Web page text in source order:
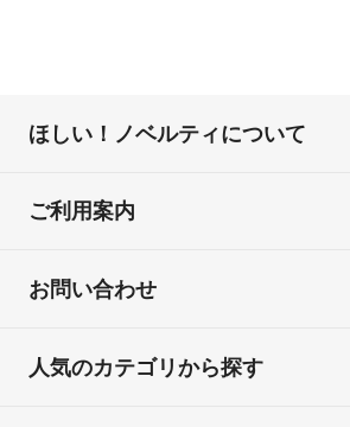
ほしい！ノベルティについて
ご利用案内
お問い合わせ
人気のカテゴリから探す